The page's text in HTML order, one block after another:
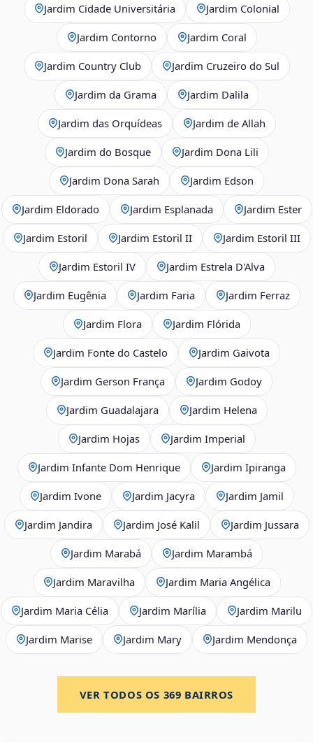
Jardim Cidade Universitária Jardim Colonial
Jardim Contorno Jardim Coral
Jardim Country Club Jardim Cruzeiro do Sul
Jardim da Grama Jardim Dalila
Jardim das Orquídeas Jardim de Allah
Jardim do Bosque Jardim Dona Lili
Jardim Dona Sarah Jardim Edson
Jardim Eldorado Jardim Esplanada Jardim Ester
Jardim Estoril Jardim Estoril II Jardim Estoril III
Jardim Estoril IV Jardim Estrela D'Alva
Jardim Eugênia Jardim Faria Jardim Ferraz
Jardim Flora Jardim Flórida
Jardim Fonte do Castelo Jardim Gaivota
Jardim Gerson França Jardim Godoy
Jardim Guadalajara Jardim Helena
Jardim Hojas Jardim Imperial
Jardim Infante Dom Henrique Jardim Ipiranga
Jardim Ivone Jardim Jacyra Jardim Jamil
Jardim Jandira Jardim José Kalil Jardim Jussara
Jardim Marabá Jardim Marambá
Jardim Maravilha Jardim Maria Angélica
Jardim Maria Célia Jardim Marília Jardim Marilu
Jardim Marise Jardim Mary Jardim Mendonça
VER TODOS OS 369 BAIRROS